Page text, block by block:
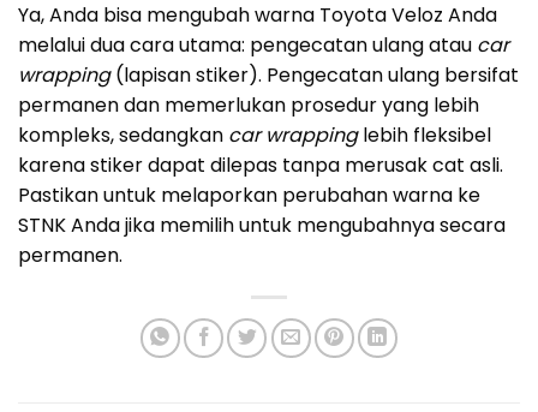
Ya, Anda bisa mengubah warna Toyota Veloz Anda
melalui dua cara utama: pengecatan ulang atau car
wrapping(lapisan stiker). Pengecatan ulang bersifat
permanen dan memerlukan prosedur yang lebih
kompleks, sedangkan car wrappinglebih fleksibel
karena stiker dapat dilepas tanpa merusak cat asli.
Pastikan untuk melaporkan perubahan warna ke
STNK Anda jika memilih untuk mengubahnya secara
permanen.